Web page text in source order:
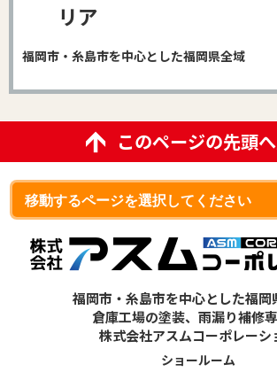
リア
福岡市・糸島市を中心とした福岡県全域
このページの先頭
福岡市・糸島市を中心とした福岡
倉庫工場の塗装、雨漏り補修
株式会社アスムコーポレーシ
ショールーム